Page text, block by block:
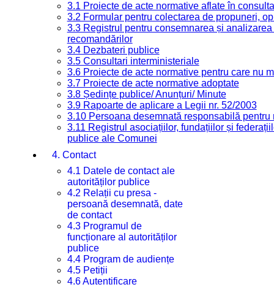
3.1 Proiecte de acte normative aflate în
3.2 Formular pentru colectarea de propuneri,
3.3 Registrul pentru consemnarea și
recomandărilor
3.4 Dezbateri publice
3.5 Consultari interministeriale
3.6 Proiecte de acte normative pentru care nu
3.7 Proiecte de acte normative adoptate
3.8 Ședințe publice/ Anunțuri/ Minute
3.9 Rapoarte de aplicare a Legii nr. 52/2003
3.10 Persoana desemnată responsabilă
3.11 Registrul asociațiilor, fundațiilor și
publice ale Comunei
4. Contact
4.1 Datele de contact ale
autorităților publice
4.2 Relații cu presa -
persoană desemnată, date
de contact
4.3 Programul de
funcționare al autorităților
publice
4.4 Program de audiențe
4.5 Petiții
4.6 Autentificare